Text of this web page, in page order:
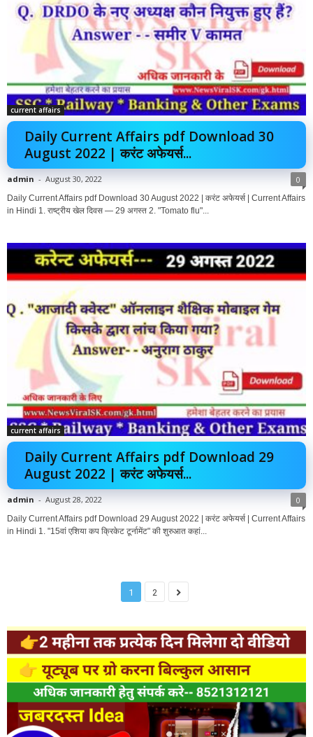
current affairs
Daily Current Affairs pdf Download 30
August 2022 | करंट अफेयर्स...
admin - August 30, 2022 0
Daily Current Affairs pdf Download 30 August 2022 | करंट अफेयर्स | Current Affairs
in Hindi 1. राष्ट्रीय खेल दिवस — 29 अगस्त 2. "Tomato flu"...
current affairs
Daily Current Affairs pdf Download 29
August 2022 | करंट अफेयर्स...
admin - August 28, 2022 0
Daily Current Affairs pdf Download 29 August 2022 | करंट अफेयर्स | Current Affairs
in Hindi 1. "15वां एशिया कप क्रिकेट टूर्नामेंट" की शुरुआत कहां...
1 2